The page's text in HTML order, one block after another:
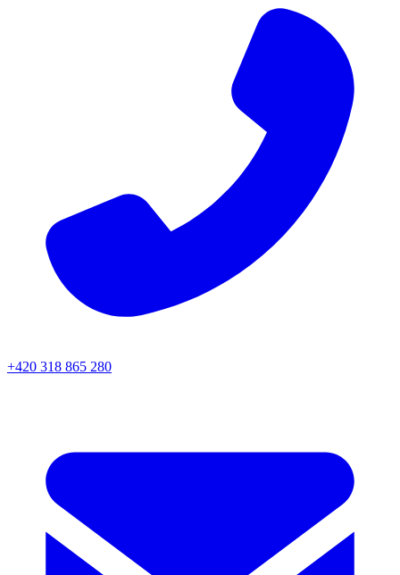
+420 318 865 280